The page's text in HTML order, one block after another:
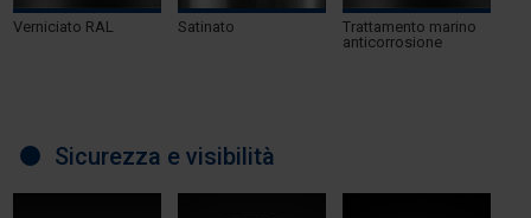
Verniciato RAL Satinato
Trattamento marino
anticorrosione
Sicurezza e visibilità